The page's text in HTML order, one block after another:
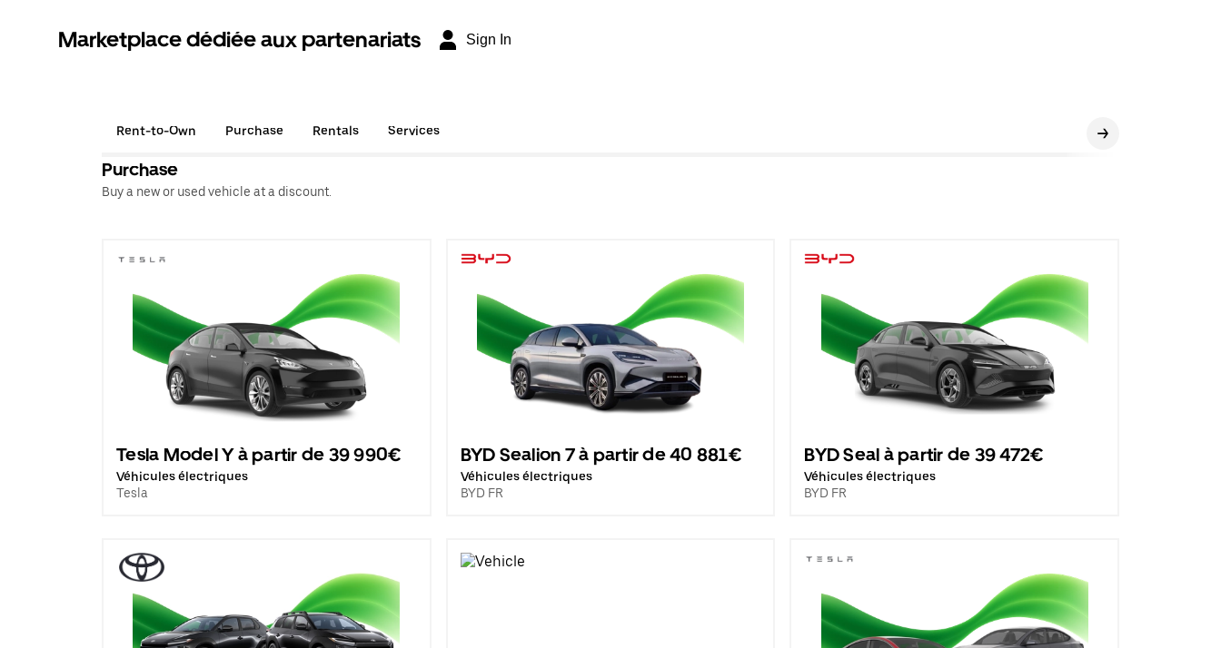
Marketplace dédiée aux partenariats Sign In
Rent-to-Own Purchase Rentals Services
Purchase
Buy a new or used vehicle at a discount.
Tesla Model Y à partir de 39 990€
Véhicules électriques
Tesla
BYD Sealion 7 à partir de 40 881€
Véhicules électriques
BYD FR
BYD Seal à partir de 39 472€
Véhicules électriques
BYD FR